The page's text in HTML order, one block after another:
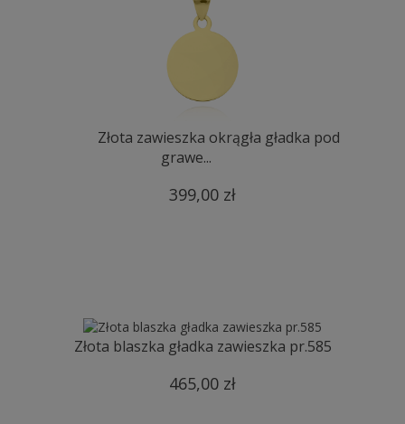
Złota zawieszka okrągła gładka pod
grawe...
399,00 zł
Złota blaszka gładka zawieszka pr.585
465,00 zł